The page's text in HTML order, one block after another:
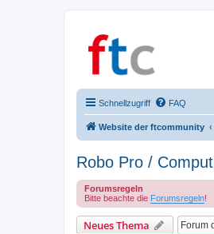
Schnellzugriff FAQ
Website der ftcommunity
Robo Pro /
Forumsregeln
Bitte beachte die Forumsregeln!
Neues Thema